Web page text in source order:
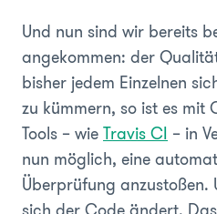
Und nun sind wir bereits
angekommen: der
bisher jedem Einzelnen
zu kümmern, so ist es mit
Tools – wieTravis CI – in
nun möglich, eine
Überprüfung anzustoßen.